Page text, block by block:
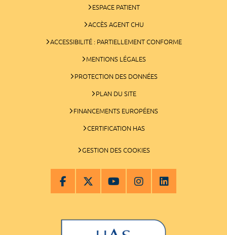
ESPACE PATIENT
ACCÈS AGENT CHU
ACCESSIBILITÉ : PARTIELLEMENT CONFORME
MENTIONS LÉGALES
PROTECTION DES DONNÉES
PLAN DU SITE
FINANCEMENTS EUROPÉENS
CERTIFICATION HAS
GESTION DES COOKIES